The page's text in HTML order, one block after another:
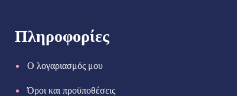
Πληροφορίες
Ο λογαριασμός μου
Όροι και προϋποθέσεις